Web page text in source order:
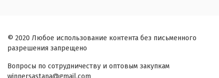
© 2020 Любое использование контента без письменного
разрешения запрещено
Вопросы по сотрудничеству и оптовым закупкам